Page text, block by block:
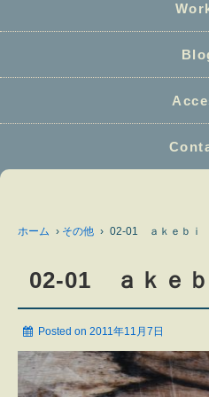
ホーム › その他 › 02-01 ａｋｅｂｉ
02-01 ａｋｅ
Posted on 2011年11月7日